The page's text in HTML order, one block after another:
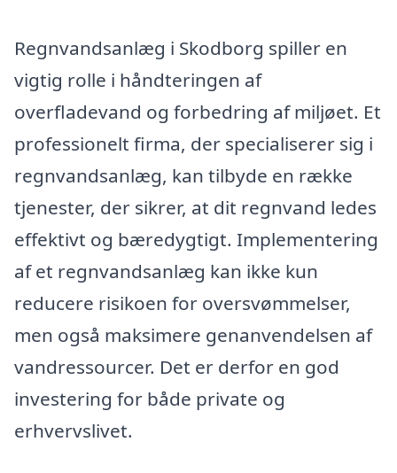
Regnvandsanlæg i Skodborg spiller en
vigtig rolle i håndteringen af
overfladevand og forbedring af miljøet. Et
professionelt firma, der specialiserer sig i
regnvandsanlæg, kan tilbyde en række
tjenester, der sikrer, at dit regnvand ledes
effektivt og bæredygtigt. Implementering
af et regnvandsanlæg kan ikke kun
reducere risikoen for oversvømmelser,
men også maksimere genanvendelsen af
vandressourcer. Det er derfor en god
investering for både private og
erhvervslivet.